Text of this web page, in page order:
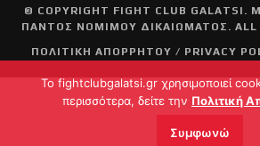
© COPYRIGHT FIGHT CLUB GALATSI .
ΠΑΝΤΟΣ ΝΟΜΙΜΟΥ ΔΙΚΑΙΩΜΑΤΟΣ. ALL
ΠΟΛΙΤΙΚΗ ΑΠΟΡΡΗΤΟΥ / PRIVACY
To fightclubgalatsi.gr χρησιμοποιεί
περισσότερα, δείτε την Πολιτική
Συμφωνώ